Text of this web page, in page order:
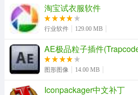
互动作业电脑版功能
1.我们要做的是让你知道答案的对错
2.我们培养的是你的答题思路，而不
3.在线交流，和其他同学进行探访，
淘宝试衣服软件
行业软件 129.00 MB
AE极品粒子插件
图形图像 14.00 MB
Iconpackager中文补丁